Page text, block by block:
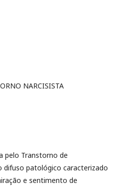
NARCISISTA
pelo Transtorno de
difuso patológico caracterizado
e sentimento de